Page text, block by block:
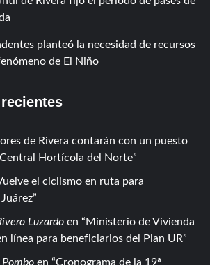
planteó la necesidad de recursos
de El Niño
de Rivera contarán con un puesto
Hortícola del Norte
el ciclismo en ruta para
Luzardo en
Ministerio de Vivienda
línea para beneficiarios del Plan UR
Pombo en Cronograma de la 19ª